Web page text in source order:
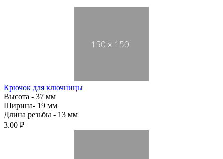
Крючок для ключницы
Высота - 37 мм
Ширина- 19 мм
Длина резьбы - 13 мм
3.00 ₽